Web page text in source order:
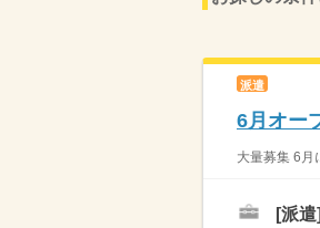
派遣
6月オー
大量募集 6月
[派遣]